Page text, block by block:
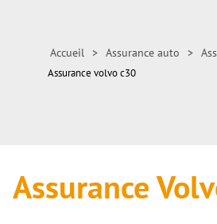
Accueil > Assurance auto >
Assurance volvo c30
Assurance